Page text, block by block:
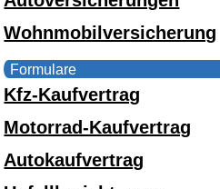
Wohnmobilversicherung
Formulare
Kfz-Kaufvertrag
Motorrad-Kaufvertrag
Autokaufvertrag